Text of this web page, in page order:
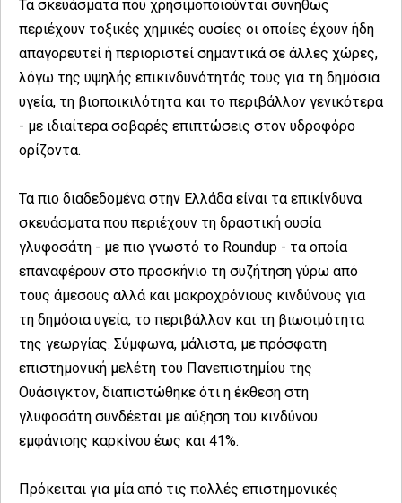
Τα σκευάσματα που χρησιμοποιούνται συνήθως
περιέχουν τοξικές χημικές ουσίες οι οποίες έχουν ήδη
απαγορευτεί ή περιοριστεί σημαντικά σε άλλες χώρες,
λόγω της υψηλής επικινδυνότητάς τους για τη δημόσια
υγεία, τη βιοποικιλότητα και το περιβάλλον γενικότερα
- με ιδιαίτερα σοβαρές επιπτώσεις στον υδροφόρο
ορίζοντα.
Τα πιο διαδεδομένα στην Ελλάδα είναι τα επικίνδυνα
σκευάσματα που περιέχουν τη δραστική ουσία
γλυφοσάτη - με πιο γνωστό το Roundup - τα οποία
επαναφέρουν στο προσκήνιο τη συζήτηση γύρω από
τους άμεσους αλλά και μακροχρόνιους κινδύνους για
τη δημόσια υγεία, το περιβάλλον και τη βιωσιμότητα
της γεωργίας. Σύμφωνα, μάλιστα, με πρόσφατη
επιστημονική μελέτη του Πανεπιστημίου της
Ουάσιγκτον, διαπιστώθηκε ότι η έκθεση στη
γλυφοσάτη συνδέεται με αύξηση του κινδύνου
εμφάνισης καρκίνου έως και 41%.
Πρόκειται για μία από τις πολλές επιστημονικές